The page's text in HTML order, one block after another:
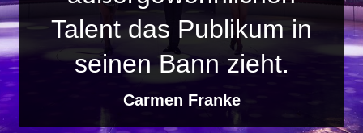
Talent das Publikum in
seinen Bann zieht.
Carmen Franke